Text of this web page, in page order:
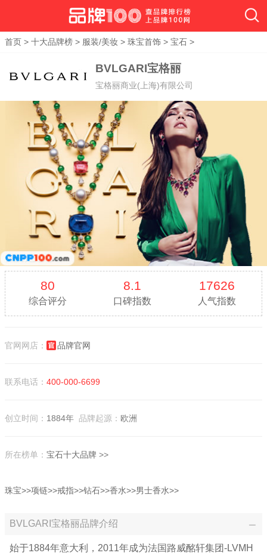
首页 > 十大品牌榜 > 服装/美妆 > 珠宝首饰 > 宝石 >
BVLGARI宝格丽
宝格丽商业(上海)有限公司
80
综合评分
8.1
口碑指数
17626
人气指数
官网网店： 品牌官网
联系电话： 400-000-6699
创立时间： 1884年 品牌起源： 欧洲
所在榜单： 宝石十大品牌 >>
珠宝>>项链>>戒指>>钻石>>香水>>男士香水>>
BVLGARI宝格丽品牌介绍
始于1884年意大利，2011年成为法国路威酩轩集团-LVMH